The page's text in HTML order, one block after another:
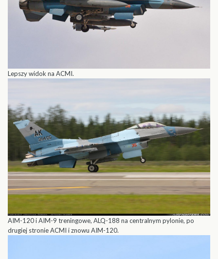
Lepszy widok na ACMI.
AIM-120 i AIM-9 treningowe, ALQ-188 na centralnym pylonie, po
drugiej stronie ACMI i znowu AIM-120.